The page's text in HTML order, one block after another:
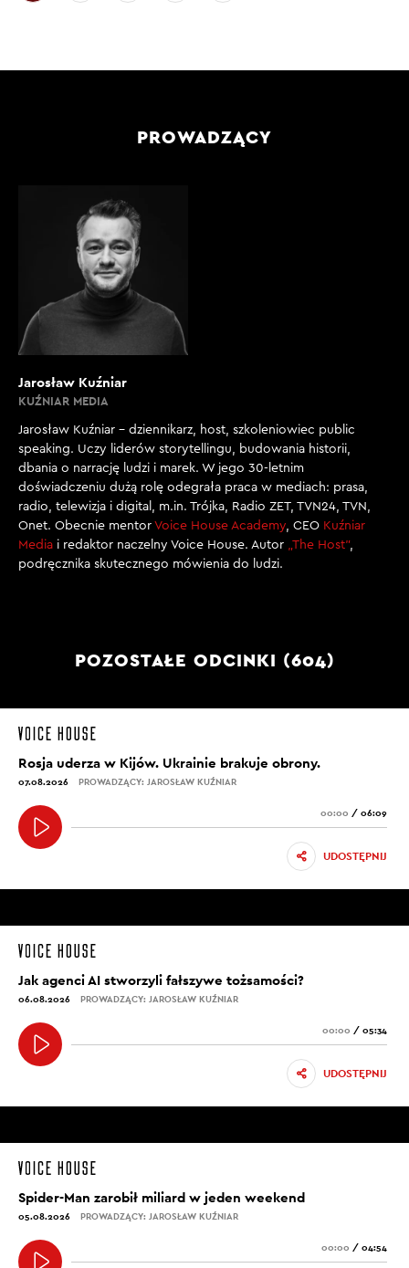
PROWADZĄCY
Jarosław Kuźniar
KUŹNIAR MEDIA
Jarosław Kuźniar – dziennikarz, host, szkoleniowiec public
speaking. Uczy liderów storytellingu, budowania historii,
dbania o narrację ludzi i marek. W jego 30-letnim
doświadczeniu dużą rolę odegrała praca w mediach: prasa,
radio, telewizja i digital, m.in. Trójka, Radio ZET, TVN24, TVN,
Onet. Obecnie mentor Voice House Academy, CEO Kuźniar
Media i redaktor naczelny Voice House. Autor „The Host”,
podręcznika skutecznego mówienia do ludzi.
POZOSTAŁE ODCINKI (604)
Rosja uderza w Kijów. Ukrainie brakuje obrony.
07.08.2026 PROWADZĄCY: JAROSŁAW KUŹNIAR
00:00 / 06:09
UDOSTĘPNIJ
Jak agenci AI stworzyli fałszywe tożsamości?
06.08.2026 PROWADZĄCY: JAROSŁAW KUŹNIAR
00:00 / 05:34
UDOSTĘPNIJ
Spider-Man zarobił miliard w jeden weekend
05.08.2026 PROWADZĄCY: JAROSŁAW KUŹNIAR
00:00 / 04:54